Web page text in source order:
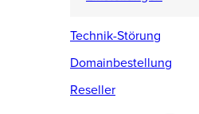
Technik-Störung
Domainbestellung
Reseller